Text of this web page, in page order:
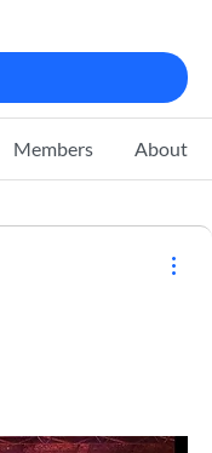
Members About